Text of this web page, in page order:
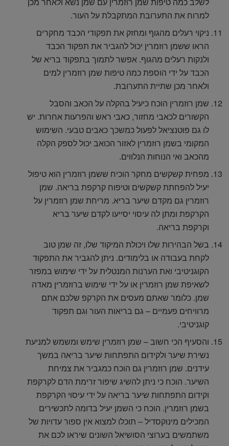
למרוח את התערובת המתקבלת על העור.
ניקוי רעלים מהגוף ומחזק את תפקודי הכבד מחקרים
הראו ששמן רוזמרין יכול להגביר את תפקוד הכבד
ולנקות רעלים מהגוף. אפשר לתמוך בתפקוד בריא של
הכבד על ידי הוספת כמה טיפות שמן רוזמרין למים
ולאחר מכן שתיית התערובת.
שמן רוזמרין הוכח כיעיל בהקלה על הכאב והסבל
הקשורים לכאבי מחזור, כאבי ראש והפרעות אחרות. יש
לו גם פוטנציאל לפעול כמשכך כאבים טבעי. השימוש
המקומי בשמן רוזמרין לאזור הכואב יכול לספק הקלה
מהכאב ואי הנוחות הנלווים.
מפחית קשקשים מחקר הוכיח ששמן רוזמרין הוא טיפול
יעיל להפחתת קשקשים וטיפוח קרקפת בריאה. שמן
רוזמרין גם מקדם שיער בריא. מריחת שמן רוזמרין על
הקרקפת ומתן לה עיסוי יסייעו לקדם שיער בריא
וקרקפת בריאה.
בשל הבהירות שלו ויכולת המיקוד שלו, זה שמן טוב
לקחת בעבודה או בלימודים. ניתן להגביר את התפקוד
הקוגניטיבי ואת הערנות המנטלית על ידי שימוש במפזר
לשאיפת שמן רוזמרין או על ידי שימוש ברוזמרין מאדה
שמן. כלומר שאתם מעסים את הקרקפ שלכם אתם
מרוויחים פעמיים – גם בריאות העור וגם תפקוד
קוגניטיבי.
והסעיף הכי חשוב – שמן רוזמרין שימש ומשמש למניעת
נשירת שיער ולקידום התפתחות שיער בריאה במשך
עידנים. שמן רוזמרין גם הוכח כמגביר את צמיחת
השיער. הוכח כי ניתן להשיג שיפור זרימת הדם לקרקפת
וקידום התפתחות שיער בריאה על ידי עיסוי הקרקפת
בשמן רוזמרין. הוכח כי השמן יעיל בדומה לתכשירים
המכילים מינוקסדיל – תוכלו למצוא אין ספור עדויות של
משתמשים בערוצי הסושיאל השונים שיראו לכם את